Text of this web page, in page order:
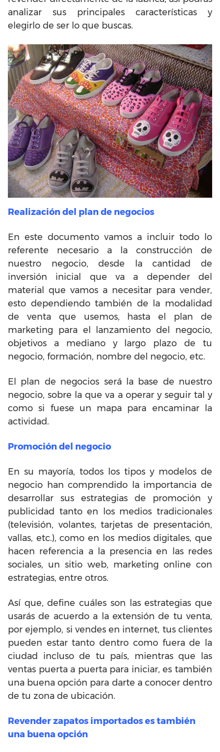
analizar sus principales características y
elegirlo de ser lo que buscas.
Realización del plan de negocios
En este documento vamos a incluir todo lo
referente necesario a la construcción de
nuestro negocio, desde la cantidad de
inversión inicial que va a depender del
material que vamos a necesitar para vender,
esto dependiendo también de la modalidad
de venta que usemos, hasta el plan de
marketing para el lanzamiento del negocio,
objetivos a mediano y largo plazo de tu
negocio, formación, nombre del negocio, etc.
El plan de negocios será la base de nuestro
negocio, sobre la que va a operar y seguir tal y
como si fuese un mapa para encaminar la
actividad.
Promoción del negocio
En su mayoría, todos los tipos y modelos de
negocio han comprendido la importancia de
desarrollar sus estrategias de promoción y
publicidad tanto en los medios tradicionales
(televisión, volantes, tarjetas de presentación,
vallas, etc.), como en los medios digitales, que
hacen referencia a la presencia en las redes
sociales, un sitio web, marketing online con
estrategias, entre otros.
Así que, define cuáles son las estrategias que
usarás de acuerdo a la extensión de tu venta,
por ejemplo, si vendes en internet, tus clientes
pueden estar tanto dentro como fuera de la
ciudad incluso de tu país, mientras que las
ventas puerta a puerta para iniciar, es también
una buena opción para darte a conocer dentro
de tu zona de ubicación.
Revender zapatos importados es también
una buena opción